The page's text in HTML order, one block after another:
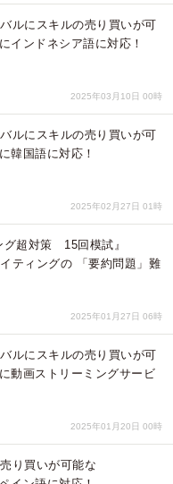
ルにスキルの売り買いが可
インドネシア語に対応！
2025年03月10日 00時
ルにスキルの売り買いが可
韓国語に対応！
2025年02月27日 01時
グ超対策 15回模試』
ティングの 「要約問題」難
2025年01月27日 06時
ルにスキルの売り買いが可
動画ストリーミングサービ
2025年01月20日 00時
り買いが可能な